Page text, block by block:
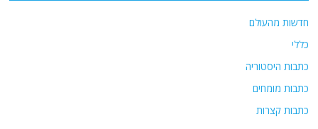
חדשות מהעולם
כללי
כתבות היסטוריה
כתבות מומחים
כתבות קצרות